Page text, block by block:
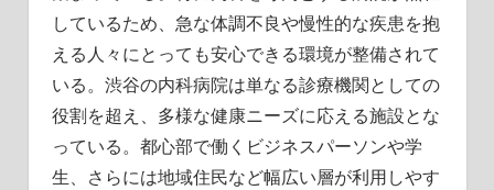
説！しているため、急な体調不良や慢性的な疾患を抱
える人々にとっても安心できる環境が整備されて
いる。渋谷の内科病院は単なる診療機関としての
役割を超え、多様な健康ニーズに応える施設とな
っている。都心部で働くビジネスパーソンや学
生、さらには地域住民など幅広い層が利用しやす